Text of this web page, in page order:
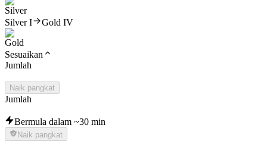
Silver I Gold IV
Sesuaikan
Jumlah
Naik pangkat
Jumlah
Bermula dalam ~30 min
Naik pangkat